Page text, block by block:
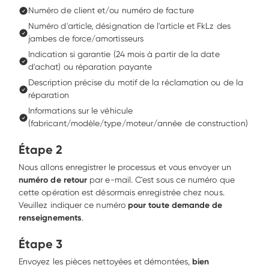
Numéro de client et/ou numéro de facture
Numéro d'article, désignation de l'article et FkLz des
jambes de force/amortisseurs
Indication si garantie (24 mois à partir de la date
d'achat) ou réparation payante
Description précise du motif de la réclamation ou de la
réparation
Informations sur le véhicule
(fabricant/modèle/type/moteur/année de construction)
Étape 2
numéro de retour par e-mail. C'est sous ce numéro que
cette opération est désormais enregistrée chez nous.
Veuillez indiquer ce numéro pour toute demande de
renseignements.
Étape 3
Envoyez les pièces nettoyées et démontées, bien